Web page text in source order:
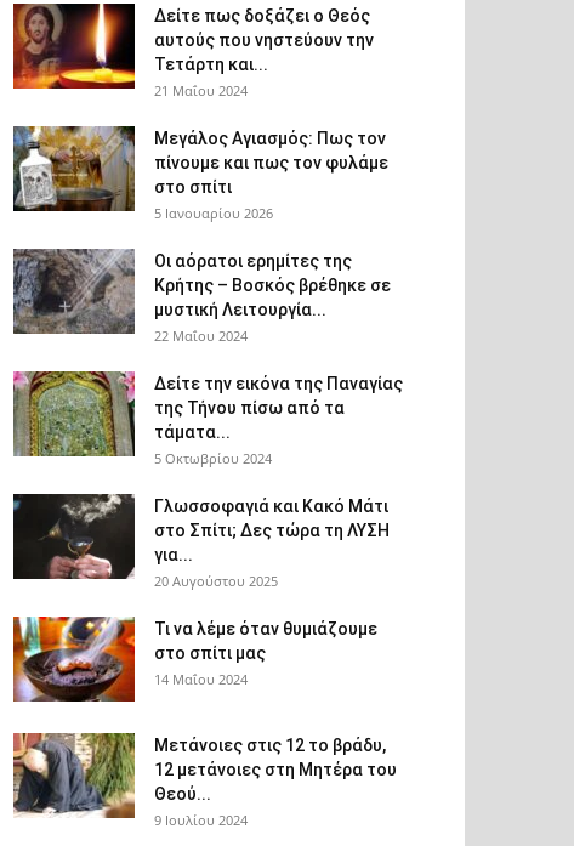
Δείτε πως δοξάζει ο Θεός
αυτούς που νηστεύουν την
Τετάρτη και...
21 Μαΐου 2024
Μεγάλος Αγιασμός: Πως τον
πίνουμε και πως τον φυλάμε
στο σπίτι
5 Ιανουαρίου 2026
Οι αόρατοι ερημίτες της
Κρήτης – Βοσκός βρέθηκε σε
μυστική Λειτουργία...
22 Μαΐου 2024
Δείτε την εικόνα της Παναγίας
της Τήνου πίσω από τα
τάματα...
5 Οκτωβρίου 2024
Γλωσσοφαγιά και Κακό Μάτι
στο Σπίτι; Δες τώρα τη ΛΥΣΗ
για...
20 Αυγούστου 2025
Τι να λέμε όταν θυμιάζουμε
στο σπίτι μας
14 Μαΐου 2024
Μετάνοιες στις 12 το βράδυ,
12 μετάνοιες στη Μητέρα του
Θεού...
9 Ιουλίου 2024